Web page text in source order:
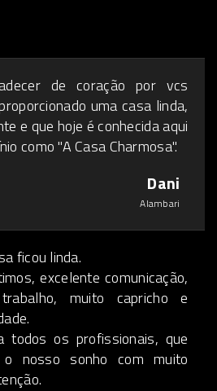
de coração por vcs
uma casa linda,
e que hoje é conhecida aqui
como "A Casa Charmosa".
Dani
Alambari
ficou linda.
excelente comunicação,
muito capricho e
todos os profissionais, que
o nosso sonho com muito